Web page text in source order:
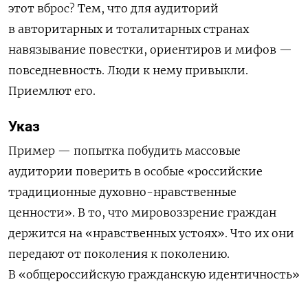
этот вброс? Тем, что для аудиторий
в авторитарных и тоталитарных странах
навязывание повестки, ориентиров и мифов —
повседневность. Люди к нему привыкли.
Приемлют его.
Указ
Пример — попытка побудить массовые
аудитории поверить в особые «российские
традиционные духовно-нравственные
ценности». В то, что мировоззрение граждан
держится на «нравственных устоях». Что их они
передают от поколения к поколению.
В «общероссийскую гражданскую идентичность»